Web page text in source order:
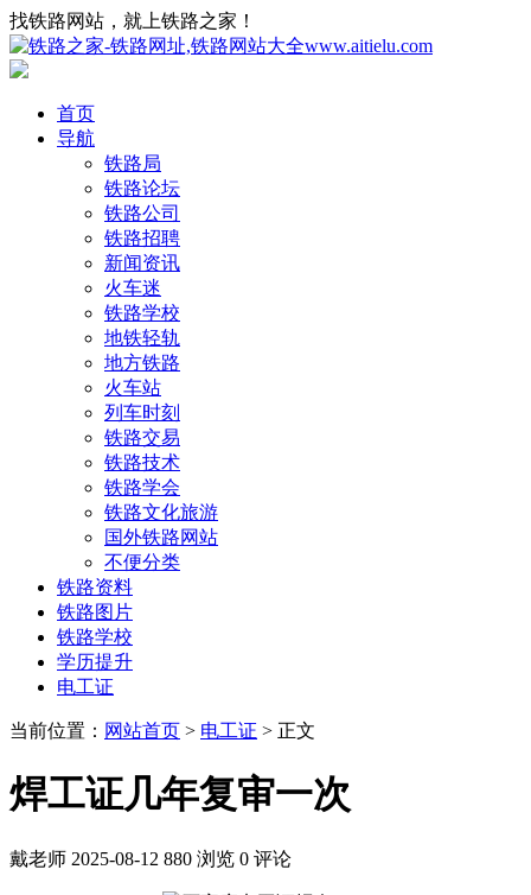
找铁路网站，就上铁路之家！
首页
导航
铁路局
铁路论坛
铁路公司
铁路招聘
新闻资讯
火车迷
铁路学校
地铁轻轨
地方铁路
火车站
列车时刻
铁路交易
铁路技术
铁路学会
铁路文化旅游
国外铁路网站
不便分类
铁路资料
铁路图片
铁路学校
学历提升
电工证
当前位置： 网站首页 > 电工证 > 正文
焊工证几年复审一次
戴老师 2025-08-12 880 浏览 0 评论